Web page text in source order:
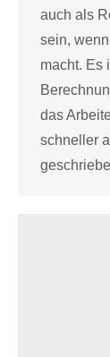
auch als
sein,
macht. Es
das
schneller